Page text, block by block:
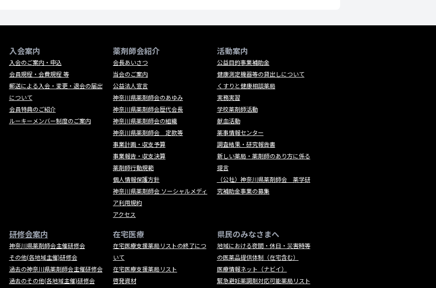
入会案内
入会のご案内・申込
会員規程・会費規程 等
郵送による入会・変更・退会の届出
について
会員特典のご紹介
ルーキーメンバー制度のご案内
薬剤師会紹介
会長あいさつ
当会のご案内
公益法人宣言
神奈川県薬剤師会のあゆみ
神奈川県薬剤師会歴代会長
神奈川県薬剤師会の組織
神奈川県薬剤師会 定款等
事業計画・収支予算
事業報告・収支決算
薬剤師行動規範
個人情報保護方針
神奈川県薬剤師会 ソーシャルメディ
ア利用規約
アクセス
活動案内
公益目的事業補助金
健康測定機器等の貸出しについて
くすりと健康相談薬局
実務実習
学校薬剤師活動
献血活動
薬事情報センター
調査結果・研究報告書
新しい薬局・薬剤師のあり方に係る
提言
（公社）神奈川県薬剤師会 薬学研
究補助金事業の募集
研修会案内
神奈川県薬剤師会主催研修会
その他(各地域主催)研修会
過去の神奈川県薬剤師会主催研修会
過去のその他(各地域主催)研修会
在宅医療
在宅医療支援薬局リストの終了につ
いて
在宅医療支援薬局リスト
啓発資材
県民のみなさまへ
地域における夜間・休日・災害時等
の医薬品提供体制（在宅含む）
医療情報ネット（ナビイ）
緊急避妊薬調剤対応可能薬局リスト